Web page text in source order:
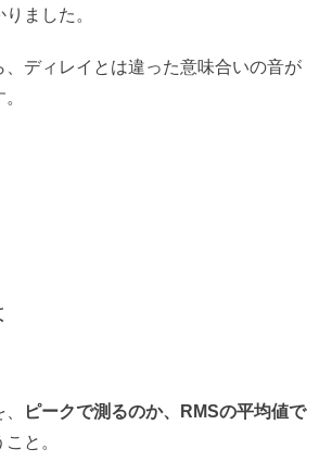
ました。
、ディレイとは違った意味合いの音が
ピークで測るのか、RMSの平均値で
と。